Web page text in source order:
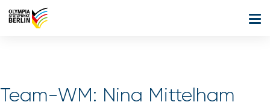
Team-WM: Nina Mittelham